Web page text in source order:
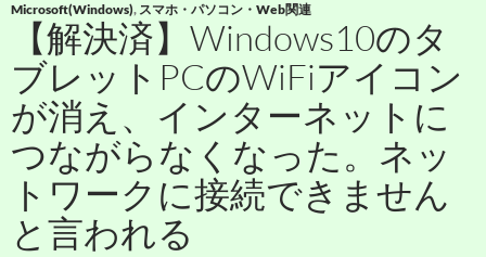
Microsoft(Windows), スマホ・パソコン・Web関連
【解決済】Windows10のタ
ブレットPCのWiFiアイコン
が消え、インターネットに
つながらなくなった。ネッ
トワークに接続できません
と言われる